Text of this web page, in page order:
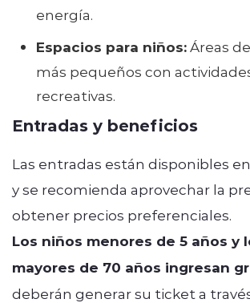
energía.
Espacios para niños:Áreas
más pequeños con
recreativas.
Entradas y beneficios
Las entradas están disponibles en
y se recomienda aprovechar la
obtener precios preferenciales.
Los niños menores de 5 años y
mayores de 70 años ingresan
deberán generar su ticket a